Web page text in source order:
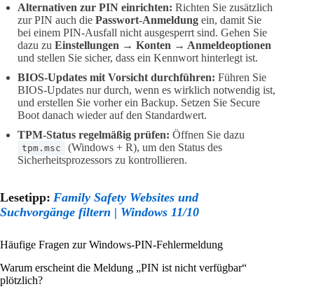
Alternativen zur PIN einrichten: Richten Sie zusätzlich
zur PIN auch die Passwort-Anmeldung ein, damit Sie
bei einem PIN-Ausfall nicht ausgesperrt sind. Gehen Sie
dazu zu Einstellungen → Konten → Anmeldeoptionen
und stellen Sie sicher, dass ein Kennwort hinterlegt ist.
BIOS-Updates mit Vorsicht durchführen: Führen Sie
BIOS-Updates nur durch, wenn es wirklich notwendig ist,
und erstellen Sie vorher ein Backup. Setzen Sie Secure
Boot danach wieder auf den Standardwert.
TPM-Status regelmäßig prüfen: Öffnen Sie dazu
tpm.msc
(Windows + R), um den Status des
Sicherheitsprozessors zu kontrollieren.
Lesetipp: Family Safety Websites und
Suchvorgänge filtern | Windows 11/10
Häufige Fragen zur Windows-PIN-Fehlermeldung
Warum erscheint die Meldung „PIN ist nicht verfügbar“
plötzlich?